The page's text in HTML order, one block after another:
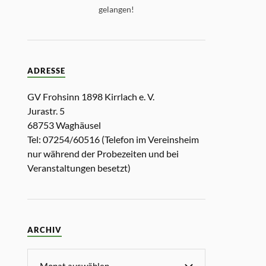
gelangen!
ADRESSE
GV Frohsinn 1898 Kirrlach e. V.
Jurastr. 5
68753 Waghäusel
Tel: 07254/60516 (Telefon im Vereinsheim
nur während der Probezeiten und bei
Veranstaltungen besetzt)
ARCHIV